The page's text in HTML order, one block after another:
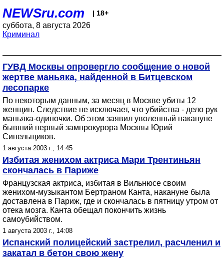
NEWSru.com | 18+
суббота, 8 августа 2026
Криминал
ГУВД Москвы опровергло сообщение о новой
жертве маньяка, найденной в Битцевском
лесопарке
По некоторым данным, за месяц в Москве убиты 12
женщин. Следствие не исключает, что убийства - дело рук
маньяка-одиночки. Об этом заявил уволенный накануне
бывший первый зампрокурора Москвы Юрий
Синельщиков.
1 августа 2003 г., 14:45
Избитая женихом актриса Мари Трентиньян
скончалась в Париже
Французская актриса, избитая в Вильнюсе своим
женихом-музыкантом Бертраном Канта, накануне была
доставлена в Париж, где и скончалась в пятницу утром от
отека мозга. Канта обещал покончить жизнь
самоубийством.
1 августа 2003 г., 14:08
Испанский полицейский застрелил, расчленил и
закатал в бетон свою жену